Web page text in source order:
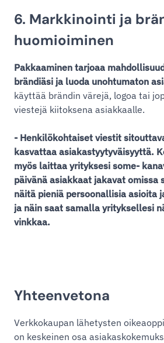
6. Markkinointi ja
huomioiminen
Pakkaaminen tarjoaa
brändiäsi ja luoda unohtumaton
käyttää brändin värejä, logoa tai
viestejä kiitoksena asiakkaalle.
- Henkilökohtaiset viestit
kasvattaa asiakastyytyväisyyttä.
myös laittaa yrityksesi some-
päivänä asiakkaat jakavat omissa
näitä pieniä persoonallisia asioita
ja näin saat samalla yrityksellesi
vinkkaa.
Yhteenvetona
Verkkokaupan lähetysten
on keskeinen osa